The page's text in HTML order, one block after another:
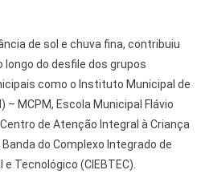
de sol e chuva fina, contribuiu
do desfile dos grupos
como o Instituto Municipal de
– MCPM, Escola Municipal Flávio
de Atenção Integral à Criança
do Complexo Integrado de
Tecnológico (CIEBTEC).